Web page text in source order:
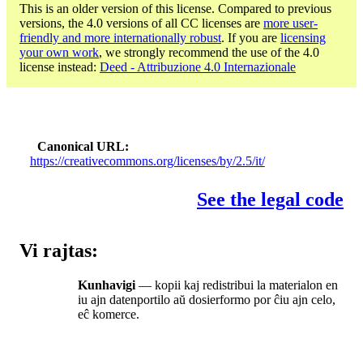
This is an older version of this license. Compared to previous
versions, the 4.0 versions of all CC licenses are more user-
friendly and more internationally robust. If you are licensing
your own work, we strongly recommend the use of the 4.0
license instead: Deed - Attribuzione 4.0 Internazionale
Canonical URL
https://creativecommons.org/licenses/by/2.5/it/
See the legal code
Vi rajtas:
Kunhavigi — kopii kaj redistribui la materialon en
iu ajn datenportilo aŭ dosierformo por ĉiu ajn celo,
eĉ komerce.